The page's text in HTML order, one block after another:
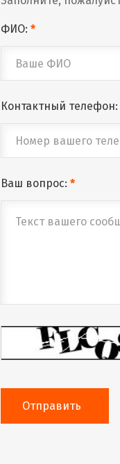
ФИО: *
Контактный телефон:
Ваш вопрос: *
Отправить